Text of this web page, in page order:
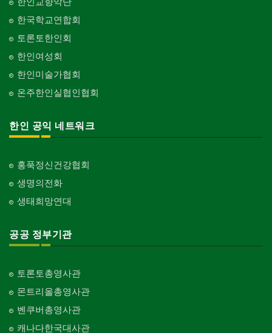
한국학교연합회
토론토한인회
한인여성회
한인미술가협회
온주한인실협인협회
한인 공익 네트워크
홍푹정신건강협회
생명의전화
생태희망연대
공공 정부기관
토론토총영사관
몬트리올총영사관
벤쿠버총영사관
캐나다한국대사관